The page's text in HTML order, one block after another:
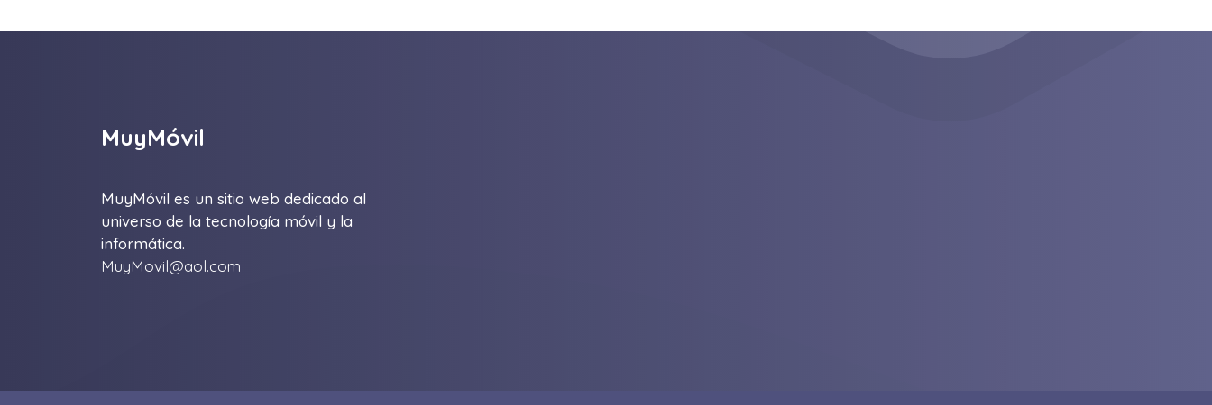
MuyMóvil
MuyMóvil es un sitio web dedicado al
universo de la tecnología móvil y la
informática.
MuyMovil@aol.com